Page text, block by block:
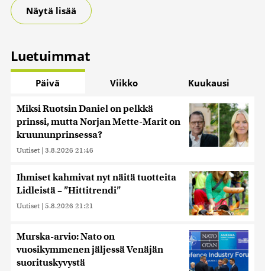
Näytä lisää
Luetuimmat
Päivä Viikko Kuukausi
Miksi Ruotsin Daniel on pelkkä
prinssi, mutta Norjan Mette-Marit on
kruununprinsessa?
Uutiset | 3.8.2026 21:46
Ihmiset kahmivat nyt näitä tuotteita
Lidleistä – ”Hittitrendi”
Uutiset | 5.8.2026 21:21
Murska-arvio: Nato on
vuosikymmenen jäljessä Venäjän
suorituskyvystä